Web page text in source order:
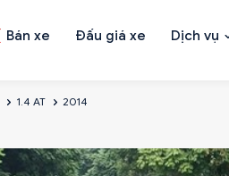
Bán xe Đấu giá xe Dịch vụ
1.4 AT 2014